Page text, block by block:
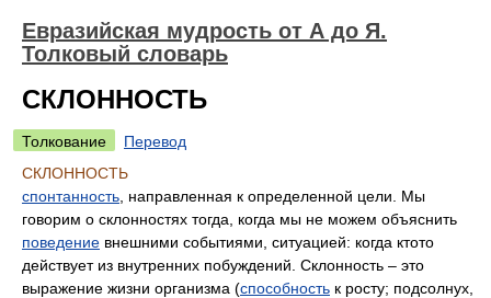
Евразийская мудрость от А до Я.
Толковый словарь
СКЛОННОСТЬ
Толкование
Перевод
СКЛОННОСТЬ
спонтанность , направленная к определенной цели. Мы
говорим о склонностях тогда, когда мы не можем объяснить
поведение внешними событиями, ситуацией: когда ктото
действует из внутренних побуждений. Склонность – это
выражение жизни организма (способность к росту; подсолнух,